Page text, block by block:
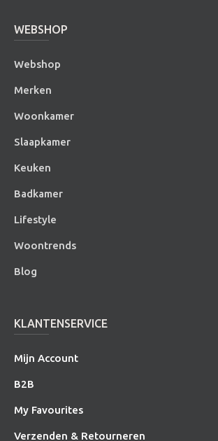
WEBSHOP
Webshop
Merken
Woonkamer
Slaapkamer
Keuken
Badkamer
Lifestyle
Woontrends
Blog
KLANTENSERVICE
Mijn Account
B2B
My Favourites
Verzenden & Retourneren